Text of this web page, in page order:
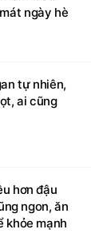
ngày hè
tự nhiên,
ai cũng
hơn đậu
ngon, ăn
khỏe mạnh